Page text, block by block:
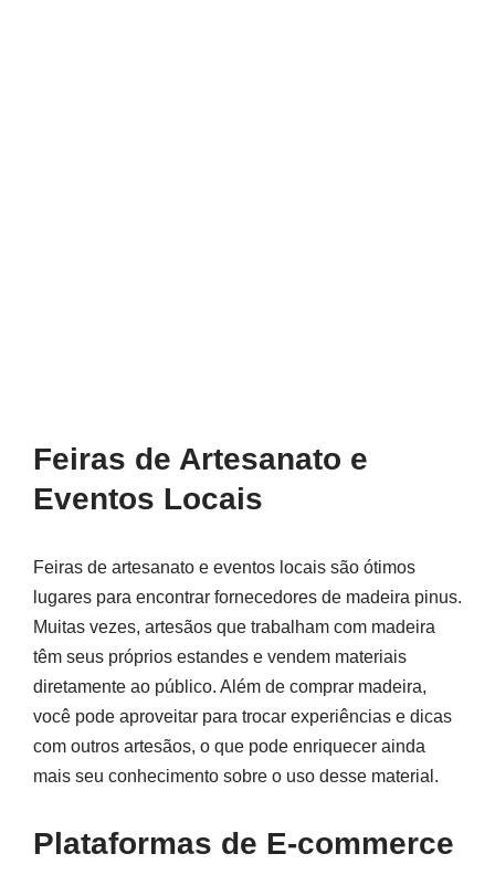
Feiras de Artesanato e
Eventos Locais
Feiras de artesanato e eventos locais são ótimos
lugares para encontrar fornecedores de madeira pinus.
Muitas vezes, artesãos que trabalham com madeira
têm seus próprios estandes e vendem materiais
diretamente ao público. Além de comprar madeira,
você pode aproveitar para trocar experiências e dicas
com outros artesãos, o que pode enriquecer ainda
mais seu conhecimento sobre o uso desse material.
Plataformas de E-commerce